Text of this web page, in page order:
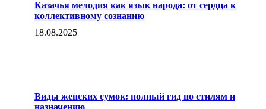
Казачья мелодия как язык народа: от сердца к
коллективному сознанию
18.08.2025
Виды женских сумок: полный гид по стилям и